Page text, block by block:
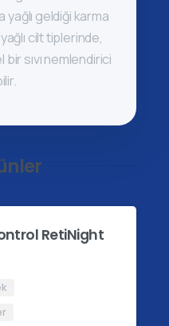
yağlı geldiği karma
cilt tiplerinde,
sıvı nemlendirici
RetiNight